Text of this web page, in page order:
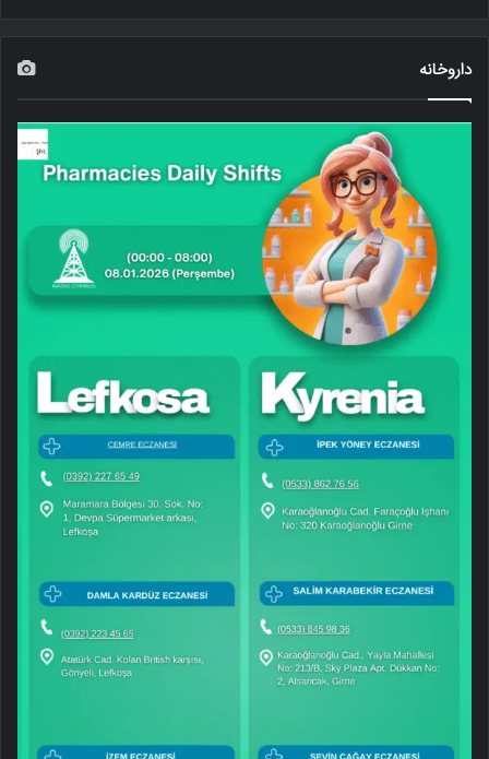
داروخانه